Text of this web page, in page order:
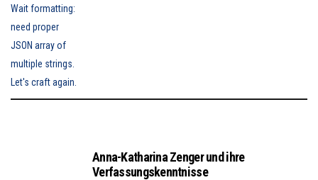
Anna-Katharina Zenger und ihre
Verfassungskenntnisse